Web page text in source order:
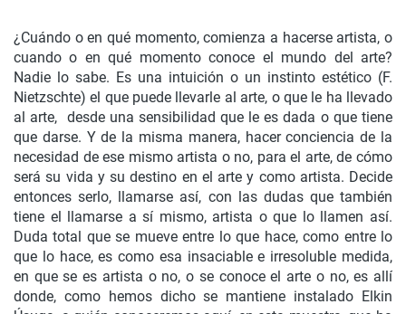
¿Cuándo o en qué momento, comienza a hacerse artista, o
cuando o en qué momento conoce el mundo del arte?
Nadie lo sabe. Es una intuición o un instinto estético (F.
Nietzschte) el que puede llevarle al arte, o que le ha llevado
al arte, desde una sensibilidad que le es dada o que tiene
que darse. Y de la misma manera, hacer conciencia de la
necesidad de ese mismo artista o no, para el arte, de cómo
será su vida y su destino en el arte y como artista. Decide
entonces serlo, llamarse así, con las dudas que también
tiene el llamarse a sí mismo, artista o que lo llamen así.
Duda total que se mueve entre lo que hace, como entre lo
que lo hace, es como esa insaciable e irresoluble medida,
en que se es artista o no, o se conoce el arte o no, es allí
donde, como hemos dicho se mantiene instalado Elkin